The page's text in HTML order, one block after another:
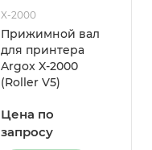
X-2000
Прижимной вал
для принтера
Argox X-2000
(Roller V5)
Цена по
запросу